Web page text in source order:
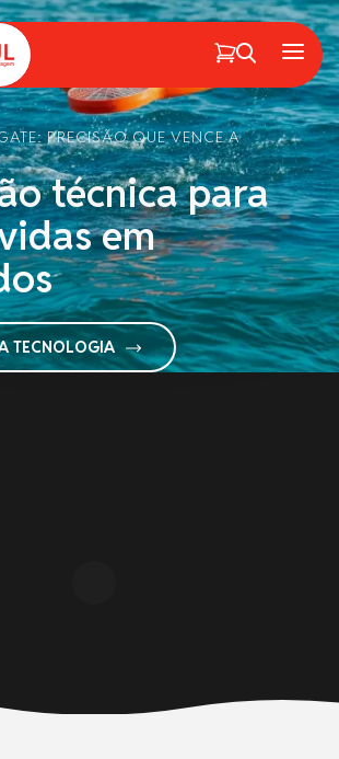
PTEN
Menu
PRECISÃO QUE VENCE A
técnica para
em
TECNOLOGIA